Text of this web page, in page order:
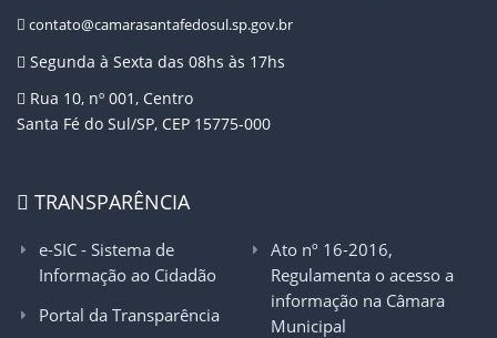
contato@camarasantafedosul.sp.gov.br
Segunda à Sexta das 08hs às 17hs
Rua 10, nº 001, Centro
Santa Fé do Sul/SP, CEP 15775-000
TRANSPARÊNCIA
e-SIC - Sistema de
Informação ao Cidadão
Portal da Transparência
Ato nº 16-2016,
Regulamenta o acesso a
informação na Câmara
Municipal